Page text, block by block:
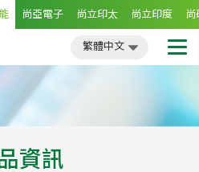
尚亞電子 尚立印太 尚立印度 尚
繁體中文
資訊